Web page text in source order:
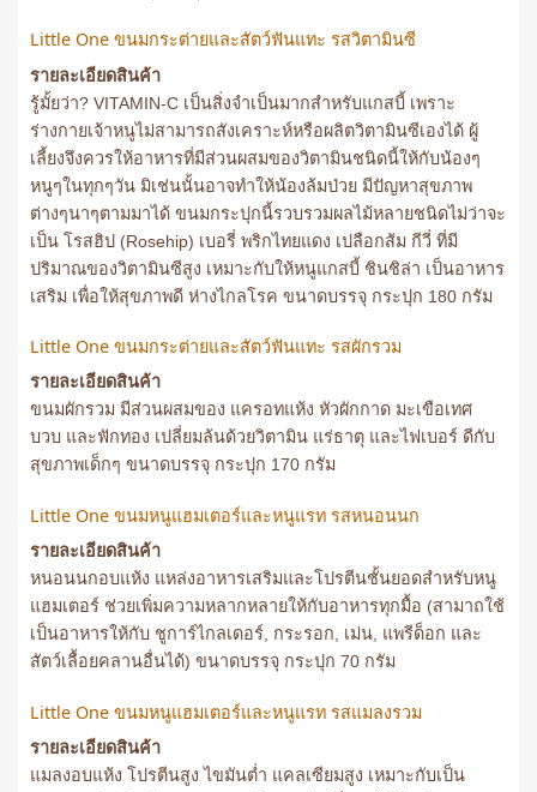
Little One ขนมกระต่ายและสัตว์ฟันแทะ รสวิตามินซี
รายละเอียดสินค้า
รู้มั้ยว่า? VITAMIN-C เป็นสิ่งจำเป็นมากสำหรับแกสบี้ เพราะ
ร่างกายเจ้าหนูไม่สามารถสังเคราะห์หรือผลิตวิตามินซีเองได้ ผู้
เลี้ยงจึงควรให้อาหารที่มีส่วนผสมของวิตามินชนิดนี้ให้กับน้องๆ
หนูๆในทุกๆวัน มิเช่นนั้นอาจทำให้น้องล้มป่วย มีปัญหาสุขภาพ
ต่างๆนาๆตามมาได้ ขนมกระปุกนี้รวบรวมผลไม้หลายชนิดไม่ว่าจะ
เป็น โรสฮิป (Rosehip) เบอรี่ พริกไทยแดง เปลือกส้ม กีวี่ ที่มี
ปริมาณของวิตามินซีสูง เหมาะกับให้หนูแกสบี้ ชินชิล่า เป็นอาหาร
เสริม เพื่อให้สุขภาพดี ห่างไกลโรค ขนาดบรรจุ กระปุก 180 กรัม
Little One ขนมกระต่ายและสัตว์ฟันแทะ รสผักรวม
รายละเอียดสินค้า
ขนมผักรวม มีส่วนผสมของ แครอทแห้ง หัวผักกาด มะเขือเทศ
บวบ และฟักทอง เปลี่ยมล้นด้วยวิตามิน แร่ธาตุ และไฟเบอร์ ดีกับ
สุขภาพเด็กๆ ขนาดบรรจุ กระปุก 170 กรัม
Little One ขนมหนูแฮมเตอร์และหนูแรท รสหนอนนก
รายละเอียดสินค้า
หนอนนกอบแห้ง แหล่งอาหารเสริมและโปรตีนชั้นยอดสำหรับหนู
แฮมเตอร์ ช่วยเพิ่มความหลากหลายให้กับอาหารทุกมื้อ (สามาถใช้
เป็นอาหารให้กับ ชูการ์ไกลเดอร์, กระรอก, เม่น, แพรีด็อก และ
สัตว์เลื้อยคลานอื่นได้) ขนาดบรรจุ กระปุก 70 กรัม
Little One ขนมหนูแฮมเตอร์และหนูแรท รสแมลงรวม
รายละเอียดสินค้า
แมลงอบแห้ง โปรตีนสูง ไขมันต่ำ แคลเซียมสูง เหมาะกับเป็น